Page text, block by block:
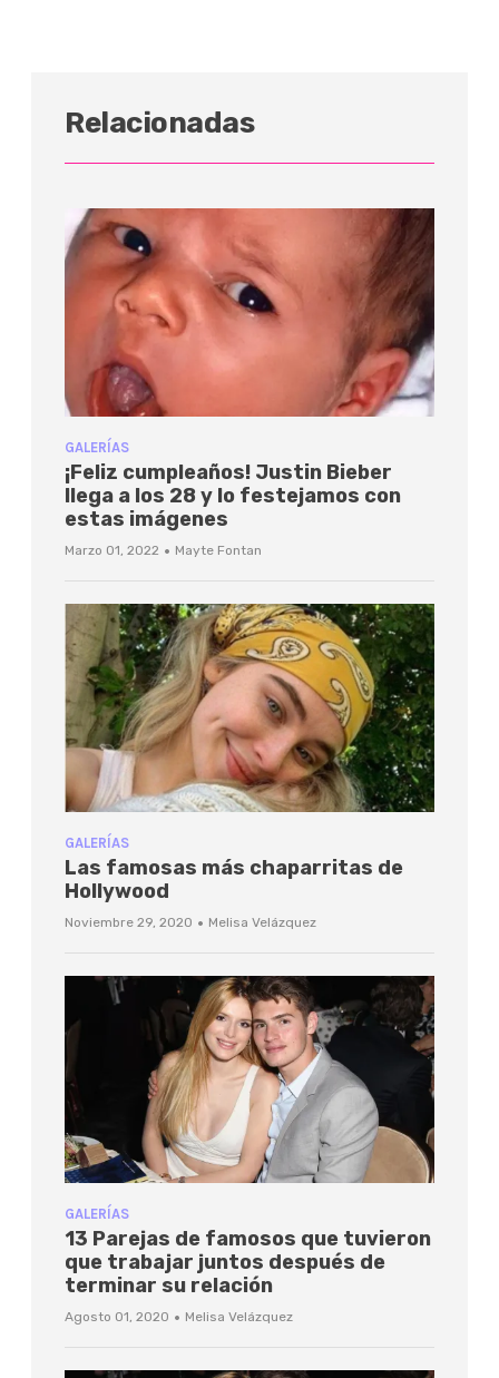
Relacionadas
GALERÍAS
¡Feliz cumpleaños! Justin Bieber
llega a los 28 y lo festejamos con
estas imágenes
Marzo 01, 2022 · Mayte Fontan
GALERÍAS
Las famosas más chaparritas de
Hollywood
Noviembre 29, 2020 · Melisa Velázquez
GALERÍAS
13 Parejas de famosos que tuvieron
que trabajar juntos después de
terminar su relación
Agosto 01, 2020 · Melisa Velázquez